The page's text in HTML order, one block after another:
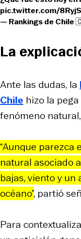
pic.twitter.com/
— Rankings de Chile
La
Ante las dudas, la
Chile hizo la
fenómeno
“Aunque parezca
natural asociado
bajas, viento y
océano”, partió
Para